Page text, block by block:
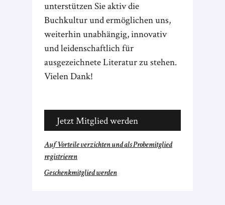
unterstützen Sie aktiv die
Buchkultur und ermöglichen uns,
weiterhin unabhängig, innovativ
und leidenschaftlich für
ausgezeichnete Literatur zu stehen.
Vielen Dank!
Jetzt Mitglied werden
Auf Vorteile verzichten und als Probemitglied
registrieren
Geschenkmitglied werden